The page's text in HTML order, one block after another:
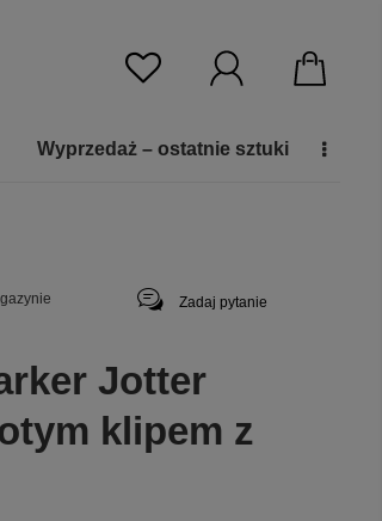
Wyprzedaż – ostatnie sztuki
Zadaj pytanie
Jotter
klipem z